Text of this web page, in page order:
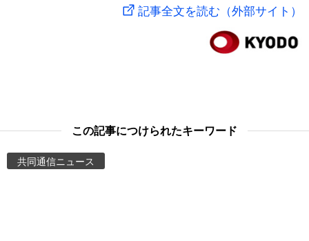
記事全文を読む（外部サイト）
この記事につけられたキーワード
共同通信ニュース